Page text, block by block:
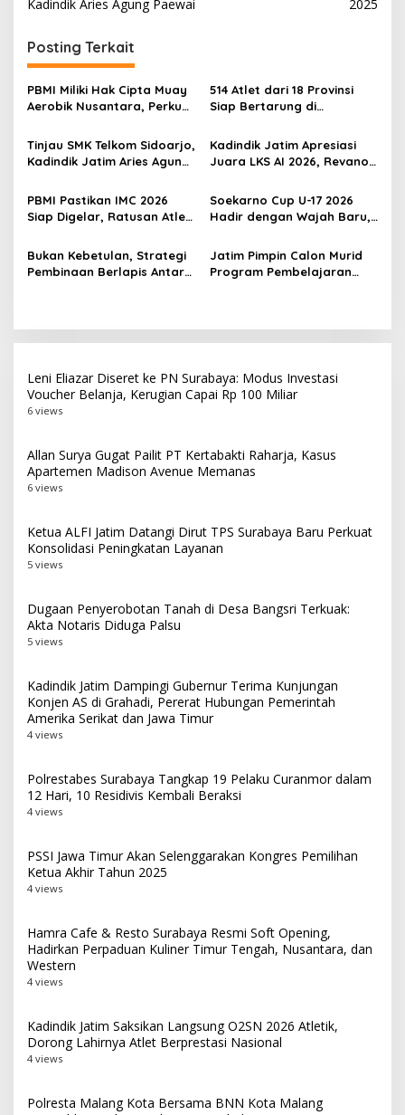
g
a
s
p
o
s
Kadindik Aries Agung Paewai
2025
Posting Terkait
PBMI Miliki Hak Cipta Muay
Aerobik Nusantara, Perkuat
Indonesia
514 Atlet dari 18 Provinsi
Siap Bertarung di
Championship 2026 di
Bekasi
Tinjau SMK Telkom Sidoarjo,
Kadindik Jatim Aries Agung
Representatif Tingkatkan
Kualitas Pembelajaran
Kadindik Jatim Apresiasi
Juara LKS AI 2026, Revano
dari Gubernur Khofifah
PBMI Pastikan IMC 2026
Siap Digelar, Ratusan Atlet
di Bekasi
Soekarno Cup U-17 2026
Hadir dengan Wajah Baru,
Penghargaan Man of the
Match
Bukan Kebetulan, Strategi
Pembinaan Berlapis Antar
Jatim Pimpin Calon Murid
Program Pembelajaran
Leni Eliazar Diseret ke PN Surabaya: Modus Investasi
Voucher Belanja, Kerugian Capai Rp 100 Miliar
6 views
Allan Surya Gugat Pailit PT Kertabakti Raharja, Kasus
Apartemen Madison Avenue Memanas
6 views
Ketua ALFI Jatim Datangi Dirut TPS Surabaya Baru Perkuat
Konsolidasi Peningkatan Layanan
5 views
Dugaan Penyerobotan Tanah di Desa Bangsri Terkuak:
Akta Notaris Diduga Palsu
5 views
Kadindik Jatim Dampingi Gubernur Terima Kunjungan
Konjen AS di Grahadi, Pererat Hubungan Pemerintah
Amerika Serikat dan Jawa Timur
4 views
Polrestabes Surabaya Tangkap 19 Pelaku Curanmor dalam
12 Hari, 10 Residivis Kembali Beraksi
4 views
PSSI Jawa Timur Akan Selenggarakan Kongres Pemilihan
Ketua Akhir Tahun 2025
4 views
Hamra Cafe & Resto Surabaya Resmi Soft Opening,
Hadirkan Perpaduan Kuliner Timur Tengah, Nusantara, dan
Western
4 views
Kadindik Jatim Saksikan Langsung O2SN 2026 Atletik,
Dorong Lahirnya Atlet Berprestasi Nasional
4 views
Polresta Malang Kota Bersama BNN Kota Malang